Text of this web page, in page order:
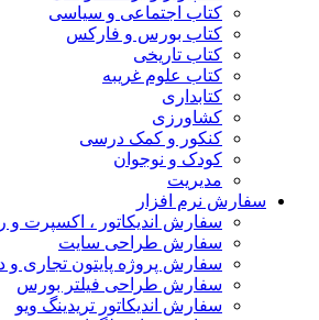
کتاب اجتماعی و سیاسی
کتاب بورس و فارکس
کتاب تاریخی
کتاب علوم غریبه
کتابداری
کشاورزی
کنکور و کمک‌ درسی
کودک و نوجوان
مدیریت
سفارش نرم افزار
سفارش اندیکاتور ، اکسپرت و
سفارش طراحی سایت
سفارش پروژه پایتون تجاری و
سفارش طراحی فیلتر بورس
سفارش اندیکاتور تریدینگ ویو